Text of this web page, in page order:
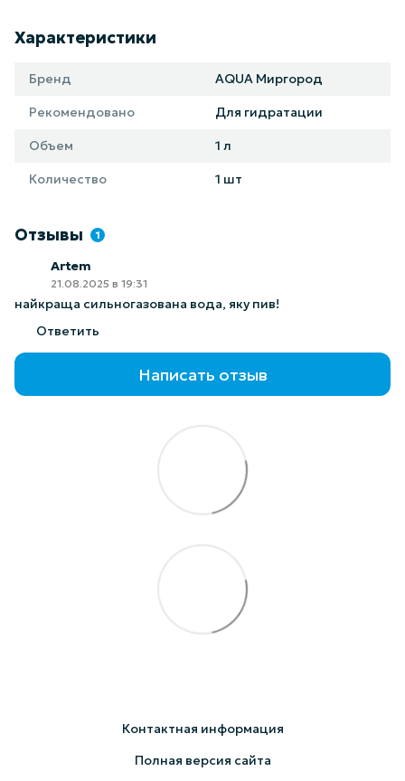
Характеристики
Бренд AQUA Миргород
Рекомендовано Для гидратации
Объем 1 л
Количество 1 шт
Отзывы 1
Artem
21.08.2025 в 19:31
найкраща сильногазована вода, яку пив!
Ответить
Написать отзыв
Контактная информация
Полная версия сайта